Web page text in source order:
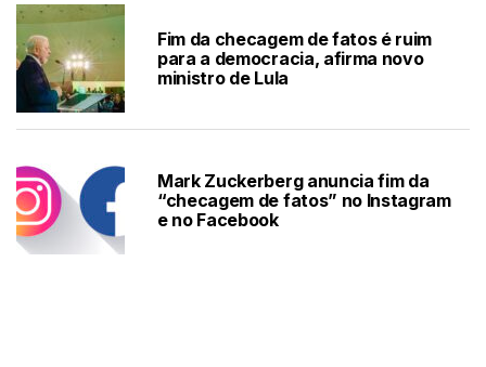
Fim da checagem de fatos é ruim
para a democracia, afirma novo
ministro de Lula
Mark Zuckerberg anuncia fim da
“checagem de fatos” no Instagram
e no Facebook